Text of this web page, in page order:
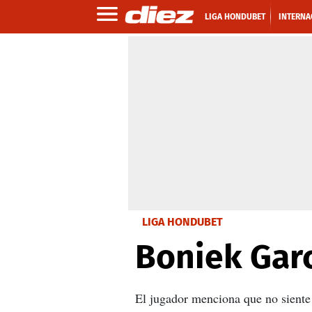
LIGA HONDUBET
LIGA HONDUBET
Boniek
El jugador menciona que no